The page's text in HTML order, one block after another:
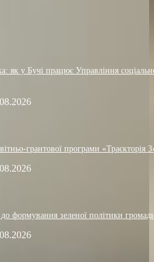
як у Бучі працює Управління
грантової програми «Траєкторія
формування зеленої політики